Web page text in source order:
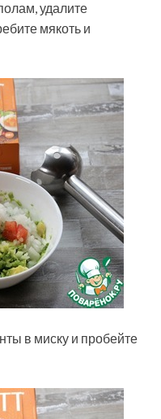
удалите
мякоть и
в миску и пробейте